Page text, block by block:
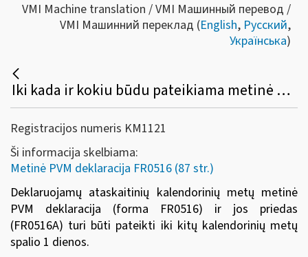
VMI Machine translation / VMI Машинный перевод /
VMI Машинний переклад (English, Русский,
Українська)
Iki kada ir kokiu būdu pateikiama metinė PVM deklaracija (FR0516) ir jos priedas (FR0516A)?
Registracijos numeris KM1121
Ši informacija skelbiama:
Metinė PVM deklaracija FR0516 (87 str.)
Deklaruojamų ataskaitinių kalendorinių metų metinė
PVM deklaracija (forma FR0516) ir jos priedas
(FR0516A) turi būti pateikti iki kitų kalendorinių metų
spalio 1 dienos.